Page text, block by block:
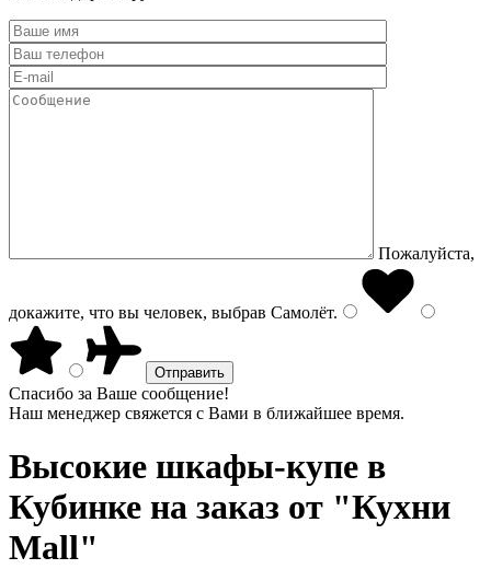
Пожалуйста,
докажите, что вы человек, выбрав Самолёт.
Спасибо за Ваше сообщение!
Наш менеджер свяжется с Вами в ближайшее время.
Высокие шкафы-купе в
Кубинке на заказ от "Кухни
Mall"